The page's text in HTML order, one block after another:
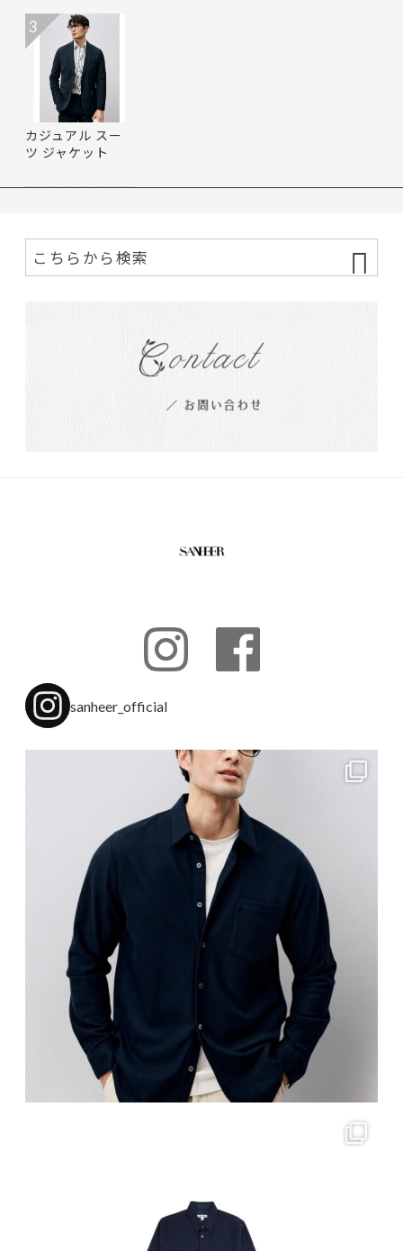
カジュアル スー
ツ ジャケット
3
sanheer_official